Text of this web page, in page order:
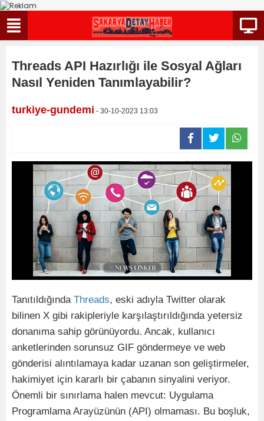
Threads API Hazırlığı ile Sosyal Ağları
Nasıl Yeniden Tanımlayabilir?
turkiye-gundemi - 30-10-2023 13:03
Tanıtıldığında Threads, eski adıyla Twitter olarak
bilinen X gibi rakipleriyle karşılaştırıldığında yetersiz
donanıma sahip görünüyordu. Ancak, kullanıcı
anketlerinden sorunsuz GIF göndermeye ve web
gönderisi alıntılamaya kadar uzanan son geliştirmeler,
hakimiyet için kararlı bir çabanın sinyalini veriyor.
Önemli bir sınırlama halen mevcut: Uygulama
Programlama Arayüzünün (API) olmaması. Bu boşluk,